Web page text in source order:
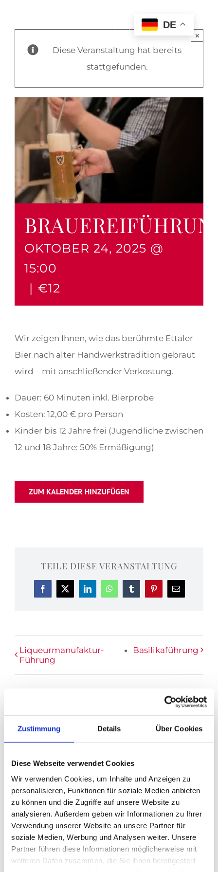
Zustimmung Details Über Cookies
Diese Webseite verwendet Cookies
Wir verwenden Cookies, um Inhalte und Anzeigen zu
personalisieren, Funktionen für soziale Medien anbieten
zu können und die Zugriffe auf unsere Website zu
analysieren. Außerdem geben wir Informationen zu Ihrer
Verwendung unserer Website an unsere Partner für
soziale Medien, Werbung und Analysen weiter. Unsere
Partner führen diese Informationen möglicherweise mit
weiteren Daten zusammen, die Sie ihnen bereitgestellt
DE
Diese Veranstaltung hat bereits
stattgefunden.
×
OKTOBER 24, 2025 @
15:00
| €12
Wir zeigen Ihnen, wie das berühmte Ettaler
Bier nach alter Handwerkstradition gebraut
wird – mit anschließender Verkostung.
Dauer: 60 Minuten inkl. Bierprobe
Kosten: 12,00 € pro Person
Kinder bis 12 Jahre frei (Jugendliche zwischen
12 und 18 Jahre: 50% Ermäßigung)
ZUM KALENDER HINZUFÜGEN
TEILE DIESE VERANSTALTUNG
Facebook
X LinkedInWhatsAppTumblrPinterest
E-
Mail
Liqueurmanufaktur-
Führung
Basilikaführung
DETAILS
15:00
Eintritt:
€12
Veranstaltungskategorie: Führung